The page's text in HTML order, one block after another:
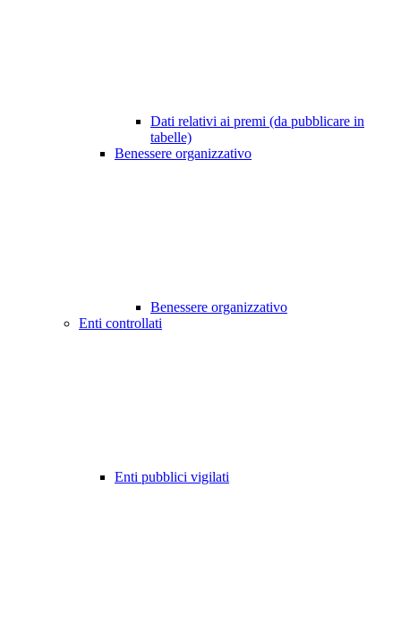
Dati relativi ai premi (da pubblicare in
tabelle)
Benessere organizzativo
Benessere organizzativo
Enti controllati
Enti pubblici vigilati